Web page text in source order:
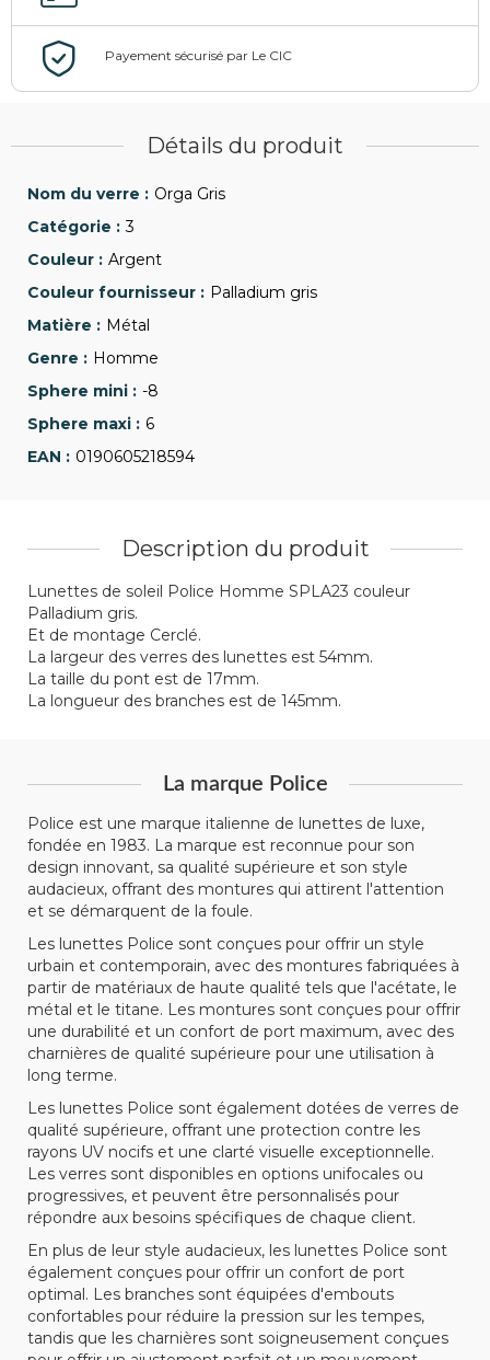
Détails du produit
Orga Gris
3
Argent
Palladium gris
Métal
Homme
-8
6
0190605218594
Description du produit
Lunettes de soleil Police Homme SPLA23 couleur
Palladium gris.
Et de montage Cerclé.
La largeur des verres des lunettes est 54mm.
La taille du pont est de 17mm.
La longueur des branches est de 145mm.
La marque Police
Police est une marque italienne de lunettes de luxe,
fondée en 1983. La marque est reconnue pour son
design innovant, sa qualité supérieure et son style
audacieux, offrant des montures qui attirent l'attention
et se démarquent de la foule.
Les lunettes Police sont conçues pour offrir un style
urbain et contemporain, avec des montures fabriquées à
partir de matériaux de haute qualité tels que l'acétate, le
métal et le titane. Les montures sont conçues pour offrir
une durabilité et un confort de port maximum, avec des
charnières de qualité supérieure pour une utilisation à
long terme.
Les lunettes Police sont également dotées de verres de
qualité supérieure, offrant une protection contre les
rayons UV nocifs et une clarté visuelle exceptionnelle.
Les verres sont disponibles en options unifocales ou
progressives, et peuvent être personnalisés pour
répondre aux besoins spécifiques de chaque client.
En plus de leur style audacieux, les lunettes Police sont
également conçues pour offrir un confort de port
optimal. Les branches sont équipées d'embouts
confortables pour réduire la pression sur les tempes,
tandis que les charnières sont soigneusement conçues